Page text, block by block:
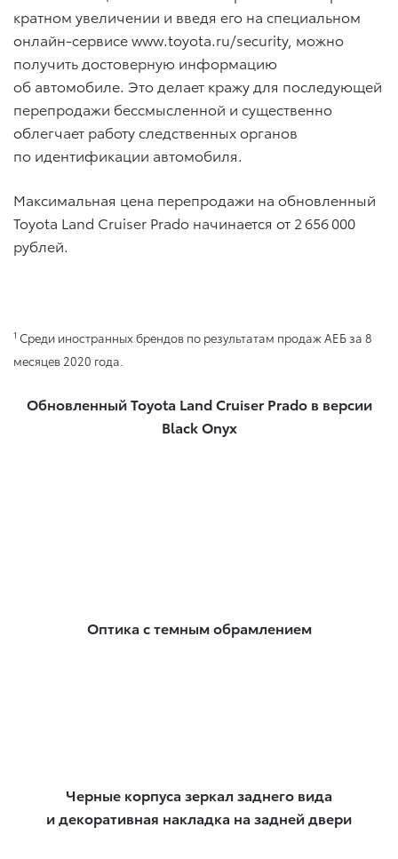
кратном увеличении и введя его на специальном
онлайн-сервисе www.toyota.ru/security, можно
получить достоверную информацию
об автомобиле. Это делает кражу для последующей
перепродажи бессмысленной и существенно
облегчает работу следственных органов
по идентификации автомобиля.
Максимальная цена перепродажи на обновленный
Toyota Land Cruiser Prado начинается от 2 656 000
рублей.
1 Среди иностранных брендов по результатам продаж АЕБ за 8
месяцев 2020 года.
Обновленный Toyota Land Cruiser Prado в версии
Black Onyx
Оптика с темным обрамлением
Черные корпуса зеркал заднего вида
и декоративная накладка на задней двери